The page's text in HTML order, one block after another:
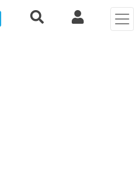
Nous contacterRecherche rapide
Clix